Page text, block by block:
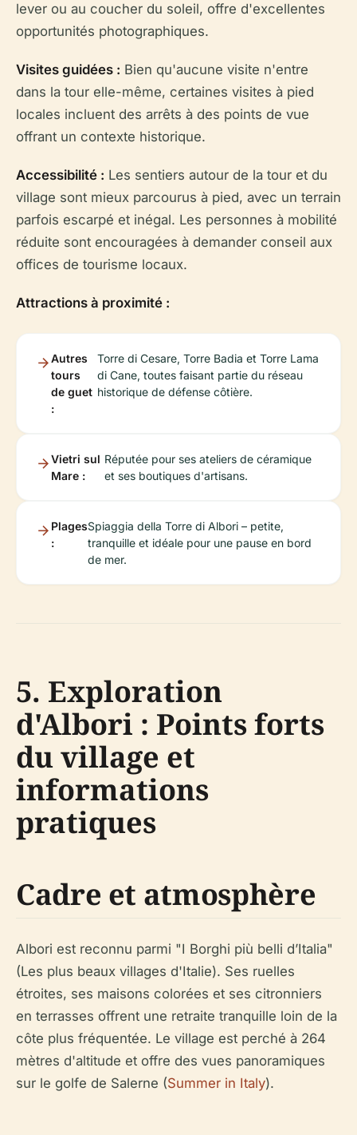
lever ou au coucher du soleil, offre d'excellentes
opportunités photographiques.
Visites guidées : Bien qu'aucune visite n'entre
dans la tour elle-même, certaines visites à pied
locales incluent des arrêts à des points de vue
offrant un contexte historique.
Accessibilité : Les sentiers autour de la tour et du
village sont mieux parcourus à pied, avec un terrain
parfois escarpé et inégal. Les personnes à mobilité
réduite sont encouragées à demander conseil aux
offices de tourisme locaux.
Attractions à proximité :
Autres
tours
de guet
:
Torre di Cesare, Torre Badia et Torre Lama
di Cane, toutes faisant partie du réseau
historique de défense côtière.
Vietri sul
Mare :
Réputée pour ses ateliers de céramique
et ses boutiques d'artisans.
Plages
:
Spiaggia della Torre di Albori – petite,
tranquille et idéale pour une pause en bord
de mer.
5. Exploration
d'Albori : Points forts
du village et
informations
pratiques
Cadre et atmosphère
Albori est reconnu parmi "I Borghi più belli d’Italia"
(Les plus beaux villages d'Italie). Ses ruelles
étroites, ses maisons colorées et ses citronniers
en terrasses offrent une retraite tranquille loin de la
côte plus fréquentée. Le village est perché à 264
mètres d'altitude et offre des vues panoramiques
sur le golfe de Salerne (Summer in Italy).